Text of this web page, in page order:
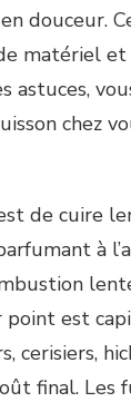
douceur.
matériel et
astuces,
chez
de cuire
à
point est
cerisiers,
final. Les